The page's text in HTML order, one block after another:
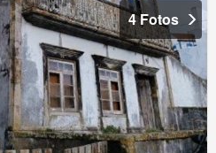
4 Fotos